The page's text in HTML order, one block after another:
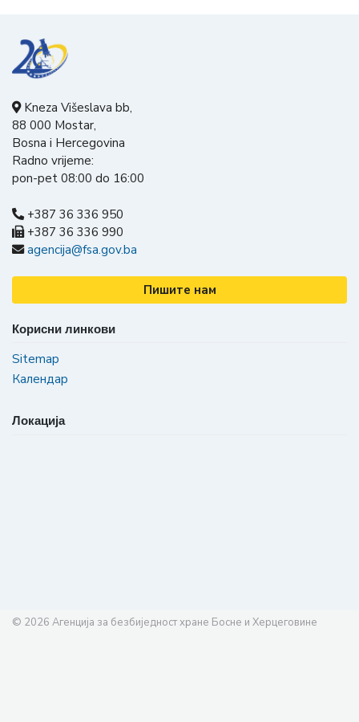
Kneza Višeslava bb,
88 000 Mostar,
Bosna i Hercegovina
Radno vrijeme:
pon-pet 08:00 do 16:00
+387 36 336 950
+387 36 336 990
agencija@fsa.gov.ba
Пишите нам
Корисни линкови
Sitemap
Календар
Локација
© 2026 Агенција за безбиједност хране Босне и Херцеговине